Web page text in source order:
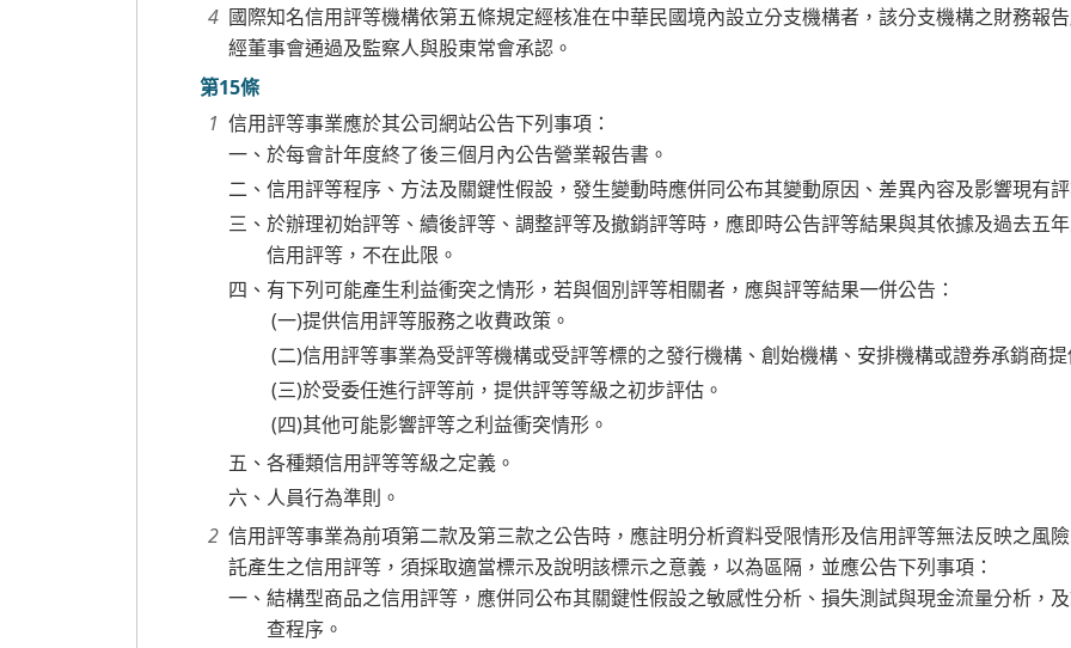
國際知名信用評等機構依第五條規定經核准在中華民國境內設立分支機構者，該分支機構之財務報
經董事會通過及監察人與股東常會承認。
第15條
信用評等事業應於其公司網站公告下列事項：
一、於每會計年度終了後三個月內公告營業報告書。
二、信用評等程序、方法及關鍵性假設，發生變動時應併同公布其變動原因、差異內容及影響現有評
三、於辦理初始評等、續後評等、調整評等及撤銷評等時，應即時公告評等結果與其依據及過去五
信用評等，不在此限。
四、有下列可能產生利益衝突之情形，若與個別評等相關者，應與評等結果一併公告：
(一)提供信用評等服務之收費政策。
(二)信用評等事業為受評等機構或受評等標的之發行機構、創始機構、安排機構或證券承銷商提
(三)於受委任進行評等前，提供評等等級之初步評估。
(四)其他可能影響評等之利益衝突情形。
五、各種類信用評等等級之定義。
六、人員行為準則。
信用評等事業為前項第二款及第三款之公告時，應註明分析資料受限情形及信用評等無法反映之風
託產生之信用評等，須採取適當標示及說明該標示之意義，以為區隔，並應公告下列事項：
一、結構型商品之信用評等，應併同公布其關鍵性假設之敏感性分析、損失測試與現金流量分析，
查程序。